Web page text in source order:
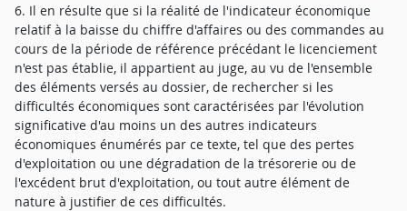
6. Il en résulte que si la réalité de l'indicateur économique
relatif à la baisse du chiffre d'affaires ou des commandes au
cours de la période de référence précédant le licenciement
n'est pas établie, il appartient au juge, au vu de l'ensemble
des éléments versés au dossier, de rechercher si les
difficultés économiques sont caractérisées par l'évolution
significative d'au moins un des autres indicateurs
économiques énumérés par ce texte, tel que des pertes
d'exploitation ou une dégradation de la trésorerie ou de
l'excédent brut d'exploitation, ou tout autre élément de
nature à justifier de ces difficultés.